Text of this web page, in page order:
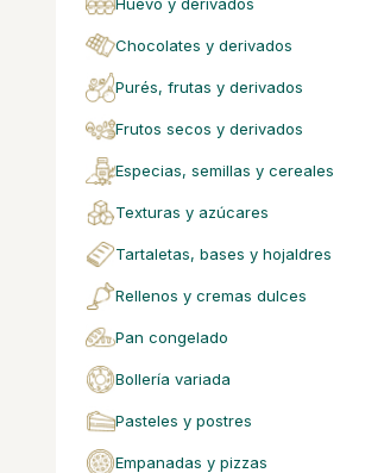
chocolates y derivados
purés, frutas y derivados
frutos secos y derivados
especias, semillas y cereales
texturas y azúcares
tartaletas, bases y hojaldres
rellenos y cremas dulces
pan congelado
bollería variada
pasteles y postres
empanadas y pizzas